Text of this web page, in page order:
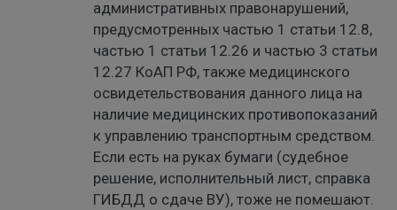
административных правонарушений,
предусмотренных частью 1 статьи 12.8,
частью 1 статьи 12.26 и частью 3 статьи
12.27 КоАП РФ, также медицинского
освидетельствования данного лица на
наличие медицинских противопоказаний
к управлению транспортным средством.
Если есть на руках бумаги (судебное
решение, исполнительный лист, справка
ГИБДД о сдаче ВУ), тоже не помешают.